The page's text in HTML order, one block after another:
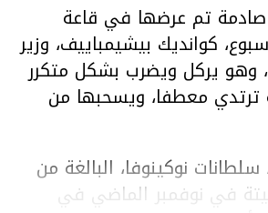
تم عرضها في قاعة
كوانديك بيشيمباييف، وزير
وهو يركل ويضرب بشكل متكرر
ترتدي معطفا، ويسحبها من
نوكينوفا، البالغة من
ميتة في نوفمبر الماضي في